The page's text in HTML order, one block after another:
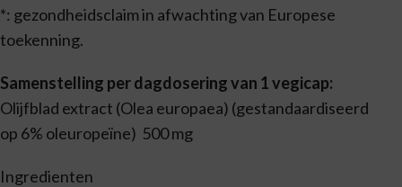
*: gezondheidsclaim in afwachting van Europese
toekenning.
Samenstelling per dagdosering van 1 vegicap:
Olijfblad extract (Olea europaea) (gestandaardiseerd
op 6% oleuropeïne) 500 mg
Ingredienten